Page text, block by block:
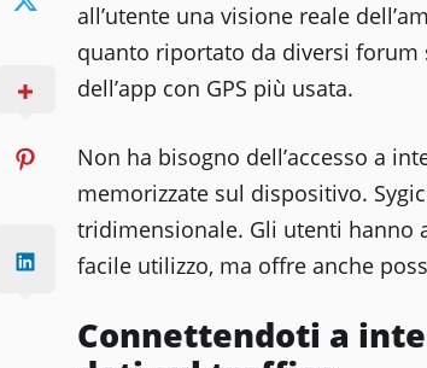
all’utente una visione reale
quanto riportato da diversi
dell’app con GPS più usata.
Non ha bisogno dell’accesso a
memorizzate sul dispositivo.
tridimensionale. Gli utenti hanno
facile utilizzo, ma offre anche
Connettendoti a